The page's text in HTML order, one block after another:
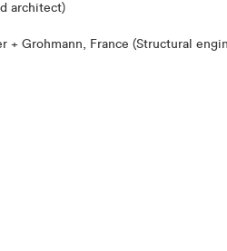
architect)
+ Grohmann, France (Structural